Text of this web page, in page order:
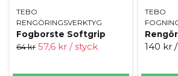
TEBO
RENGÖRINGSVERKTYG
Fogborste Softgrip
64 kr 57,6 kr / styck
TEBO
140 kr